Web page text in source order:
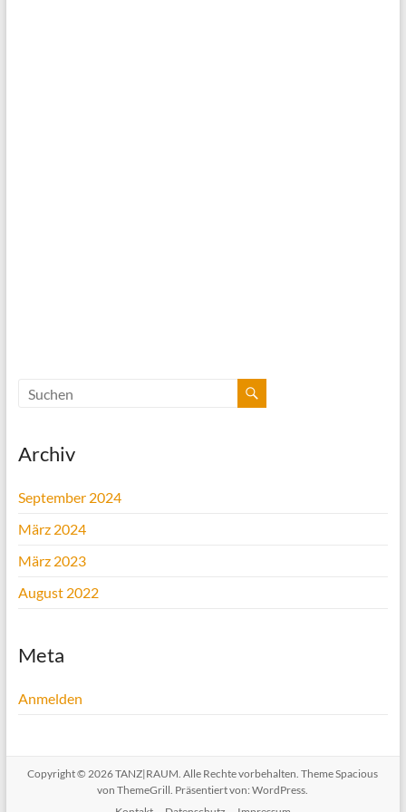
Archiv
September 2024
März 2024
März 2023
August 2022
Meta
Anmelden
Copyright © 2026TANZ|RAUM. Alle Rechte vorbehalten. ThemeSpacious
von ThemeGrill. Präsentiert von:WordPress.